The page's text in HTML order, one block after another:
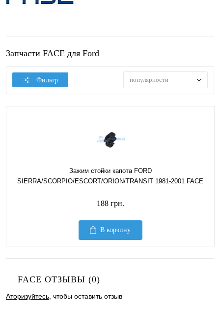
Запчасти FACE для Ford
Фильтр популярности
Зажим стойки капота FORD
SIERRA/SCORPIO/ESCORT/ORION/TRANSIT 1981-2001 FACE
188 грн.
В корзину
FACE ОТЗЫВЫ (0)
Аторизуйтесь , чтобы оставить отзыв